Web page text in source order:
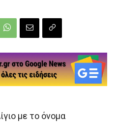
με το όνομα